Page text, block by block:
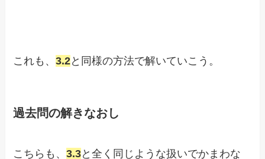
これも、3.2と同様の方法で解いていこう。
過去問の解きなおし
こちらも、3.3と全く同じような扱いでかまわな